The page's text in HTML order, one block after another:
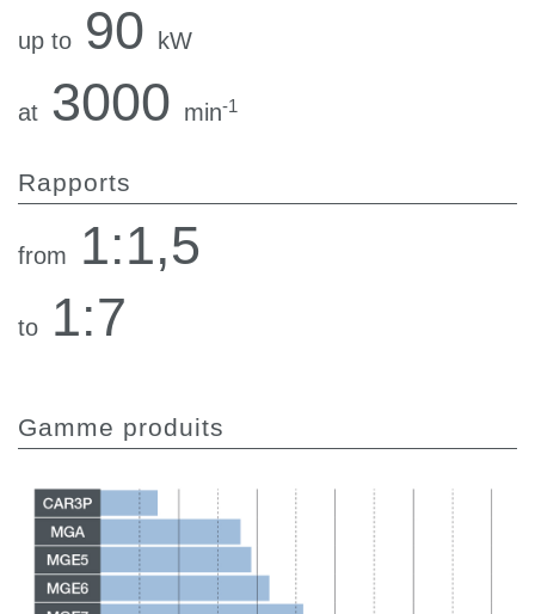
up to 90 kW
at 3000 min-1
Rapports
from 1:1,5
to 1:7
Gamme produits